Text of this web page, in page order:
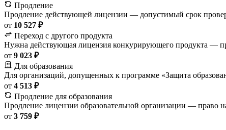
Продление
Продление действующей лицензии — допустимый срок
от 10 527 ₽
Переход с другого продукта
Нужна действующая лицензия конкурирующего продукта —
от 9 023 ₽
Для образования
Для организаций, допущенных к программе «Защита
от 4 513 ₽
Продление для образования
Продление лицензии образовательной организации — право
от 3 759 ₽